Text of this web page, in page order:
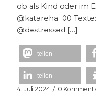
ob als Kind oder im
@katareha_00
@destressed […]
teilen
teilen
4. Juli 2024 / 0